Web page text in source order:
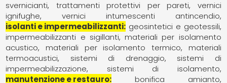
svernicianti
trattamenti protettivi per pareti
vernici
ignifughe
vernici intumescenti antincendio
isolanti e impermeabilizzanti geosintetici e geotessili
impermeabilizzanti e sigillanti materiali per isolamento
acustico
materiali per isolamento termico
materiali
termoacustici
sistemi di drenaggio
sistemi di
impermeabilizzazione
sistemi di isolamento
manutenzione e restauro
bonifica amianto